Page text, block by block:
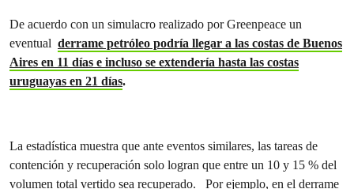
De acuerdo con un simulacro realizado por Greenpeace un
eventual derrame petróleo podría llegar a las costas de Buenos
Aires en 11 días e incluso se extendería hasta las costas
uruguayas en 21 días.
La estadística muestra que ante eventos similares, las tareas de
contención y recuperación solo logran que entre un 10 y 15 % del
volumen total vertido sea recuperado. Por ejemplo, en el derrame